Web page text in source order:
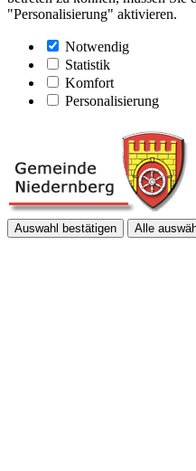
"Personalisierung" aktivieren.
Notwendig
Statistik
Komfort
Personalisierung
Auswahl bestätigen Alle